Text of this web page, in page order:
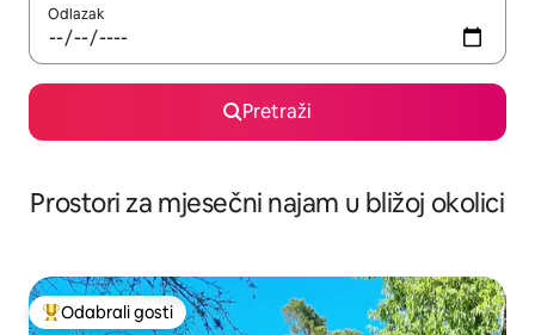
Odlazak
Pretraži
Prostori za mjesečni najam u bližoj okolici
Među najviše rangiranima s oznakom „Odabrali gosti”
Odabrali gosti